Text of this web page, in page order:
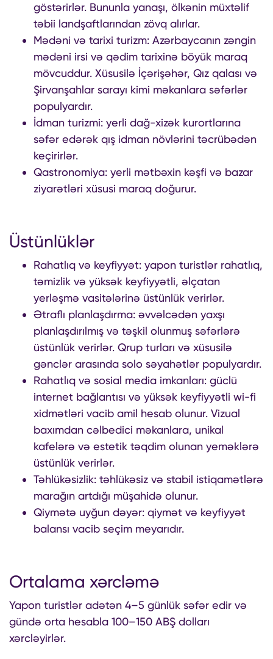
göstərirlər. Bununla yanaşı, ölkənin müxtəlif
təbii landşaftlarından zövq alırlar.
Mədəni və tarixi turizm: Azərbaycanın zəngin
mədəni irsi və qədim tarixinə böyük maraq
mövcuddur. Xüsusilə İçərişəhər, Qız qalası və
Şirvanşahlar sarayı kimi məkanlara səfərlər
populyardır.
İdman turizmi: yerli dağ-xizək kurortlarına
səfər edərək qış idman növlərini təcrübədən
keçirirlər.
Qastronomiya: yerli mətbəxin kəşfi və bazar
ziyarətləri xüsusi maraq doğurur.
Üstünlüklər
Rahatlıq və keyfiyyət: yapon turistlər rahatlıq,
təmizlik və yüksək keyfiyyətli, əlçatan
yerləşmə vasitələrinə üstünlük verirlər.
Ətraflı planlaşdırma: əvvəlcədən yaxşı
planlaşdırılmış və təşkil olunmuş səfərlərə
üstünlük verirlər. Qrup turları və xüsusilə
gənclər arasında solo səyahətlər populyardır.
Rahatlıq və sosial media imkanları: güclü
internet bağlantısı və yüksək keyfiyyətli wi-fi
xidmətləri vacib amil hesab olunur. Vizual
baxımdan cəlbedici məkanlara, unikal
kafelərə və estetik təqdim olunan yeməklərə
üstünlük verirlər.
Təhlükəsizlik: təhlükəsiz və stabil istiqamətlərə
marağın artdığı müşahidə olunur.
Qiymətə uyğun dəyər: qiymət və keyfiyyət
balansı vacib seçim meyarıdır.
Ortalama xərcləmə
Yapon turistlər adətən 4–5 günlük səfər edir və
gündə orta hesabla 100–150 ABŞ dolları
xərcləyirlər.